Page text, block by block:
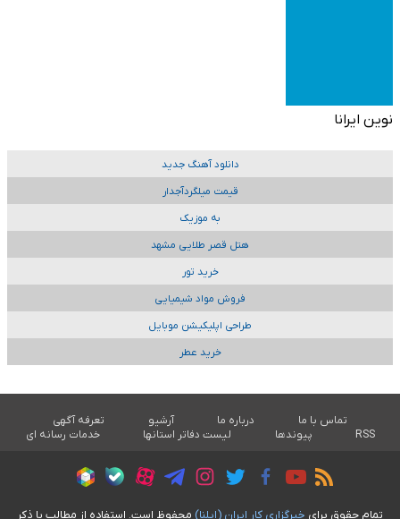
نوین ایرانا
دانلود آهنگ جدید
قیمت میلگردآجدار
به موزیک
هتل قصر طلایی مشهد
خرید تور
فروش مواد شیمیایی
طراحی اپلیکیشن موبایل
خرید عطر
تماس با ما درباره ما آرشیو
تعرفه آگهی
RSS
پیوندها لیست دفاتر استانها خدمات رسانه ای
تمام حقوق برای خبرگزاری کار ايران (ايلنا) محفوظ است. استفاده از مطالب با ذکر